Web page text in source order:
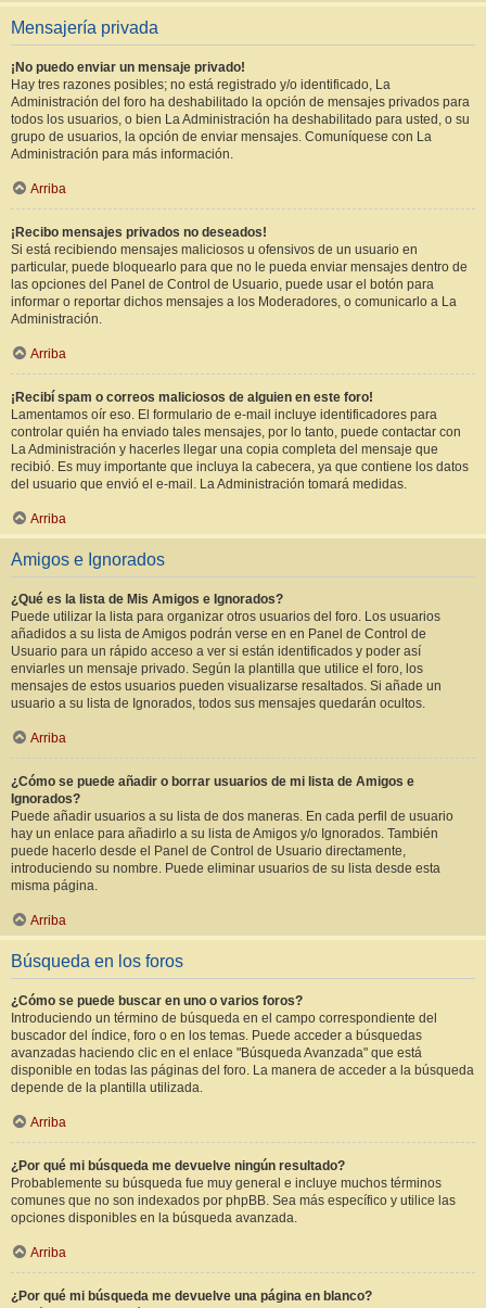
Mensajería privada
¡No puedo enviar un mensaje privado!
Hay tres razones posibles; no está registrado y/o identificado, La
Administración del foro ha deshabilitado la opción de mensajes privados para
todos los usuarios, o bien La Administración ha deshabilitado para usted, o su
grupo de usuarios, la opción de enviar mensajes. Comuníquese con La
Administración para más información.
Arriba
¡Recibo mensajes privados no deseados!
Si está recibiendo mensajes maliciosos u ofensivos de un usuario en
particular, puede bloquearlo para que no le pueda enviar mensajes dentro de
las opciones del Panel de Control de Usuario, puede usar el botón para
informar o reportar dichos mensajes a los Moderadores, o comunicarlo a La
Administración.
Arriba
¡Recibí spam o correos maliciosos de alguien en este foro!
Lamentamos oír eso. El formulario de e-mail incluye identificadores para
controlar quién ha enviado tales mensajes, por lo tanto, puede contactar con
La Administración y hacerles llegar una copia completa del mensaje que
recibió. Es muy importante que incluya la cabecera, ya que contiene los datos
del usuario que envió el e-mail. La Administración tomará medidas.
Arriba
Amigos e Ignorados
¿Qué es la lista de Mis Amigos e Ignorados?
Puede utilizar la lista para organizar otros usuarios del foro. Los usuarios
añadidos a su lista de Amigos podrán verse en en Panel de Control de
Usuario para un rápido acceso a ver si están identificados y poder así
enviarles un mensaje privado. Según la plantilla que utilice el foro, los
mensajes de estos usuarios pueden visualizarse resaltados. Si añade un
usuario a su lista de Ignorados, todos sus mensajes quedarán ocultos.
Arriba
¿Cómo se puede añadir o borrar usuarios de mi lista de Amigos e
Ignorados?
Puede añadir usuarios a su lista de dos maneras. En cada perfil de usuario
hay un enlace para añadirlo a su lista de Amigos y/o Ignorados. También
puede hacerlo desde el Panel de Control de Usuario directamente,
introduciendo su nombre. Puede eliminar usuarios de su lista desde esta
misma página.
Arriba
Búsqueda en los foros
¿Cómo se puede buscar en uno o varios foros?
Introduciendo un término de búsqueda en el campo correspondiente del
buscador del índice, foro o en los temas. Puede acceder a búsquedas
avanzadas haciendo clic en el enlace "Búsqueda Avanzada" que está
disponible en todas las páginas del foro. La manera de acceder a la búsqueda
depende de la plantilla utilizada.
Arriba
¿Por qué mi búsqueda me devuelve ningún resultado?
Probablemente su búsqueda fue muy general e incluye muchos términos
comunes que no son indexados por phpBB. Sea más específico y utilice las
opciones disponibles en la búsqueda avanzada.
Arriba
¿Por qué mi búsqueda me devuelve una página en blanco?